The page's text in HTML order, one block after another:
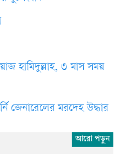
হামিদুল্লাহ, ৩ মাস সময়
জেনারেলের মরদেহ উদ্ধার